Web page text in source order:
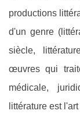
productions
d'un genre
siècle,
œuvres qui
médicale,
littérature est